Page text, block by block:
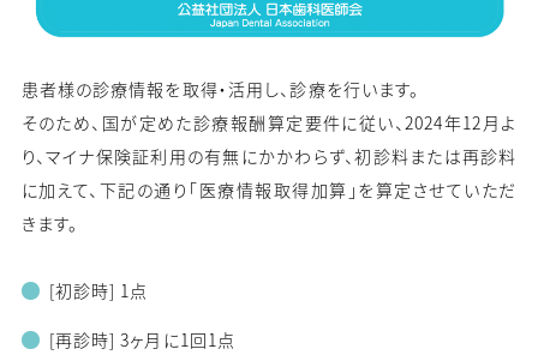
患者様の診療情報を取得・活用し、診療を行います。
そのため、国が定めた診療報酬算定要件に従い、2024年12月よ
り、マイナ保険証利用の有無にかかわらず、初診料または再診料
に加えて、下記の通り「医療情報取得加算」を算定させていただ
きます。
[初診時] 1点
[再診時] 3ヶ月に1回1点